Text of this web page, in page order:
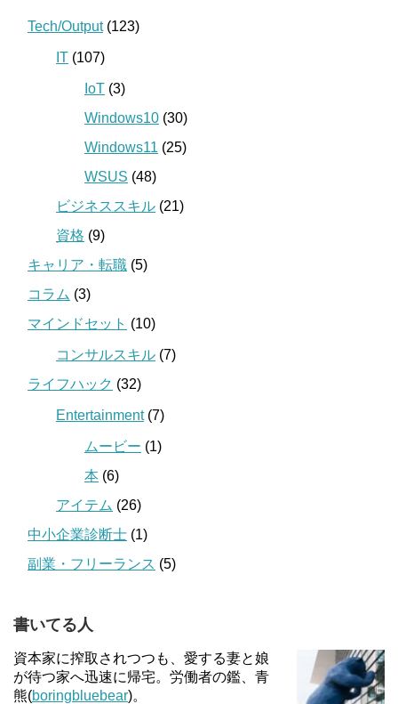
Tech/Output(123)
IT (107)
IoT (3)
Windows10 (30)
Windows11 (25)
WSUS (48)
ビジネススキル (21)
資格 (9)
キャリア・転職 (5)
コラム (3)
マインドセット (10)
コンサルスキル (7)
ライフハック (32)
Entertainment(7)
ムービー (1)
本 (6)
アイテム (26)
中小企業診断士 (1)
副業・フリーランス (5)
書いてる人
資本家に搾取されつつも、愛する妻と娘
が待つ家へ迅速に帰宅。労働者の鑑、青
熊(boringbluebear)。